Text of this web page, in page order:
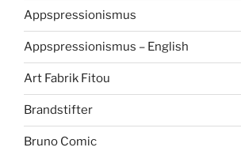
Appspressionismus
Appspressionismus – English
Art Fabrik Fitou
Brandstifter
Bruno Comic